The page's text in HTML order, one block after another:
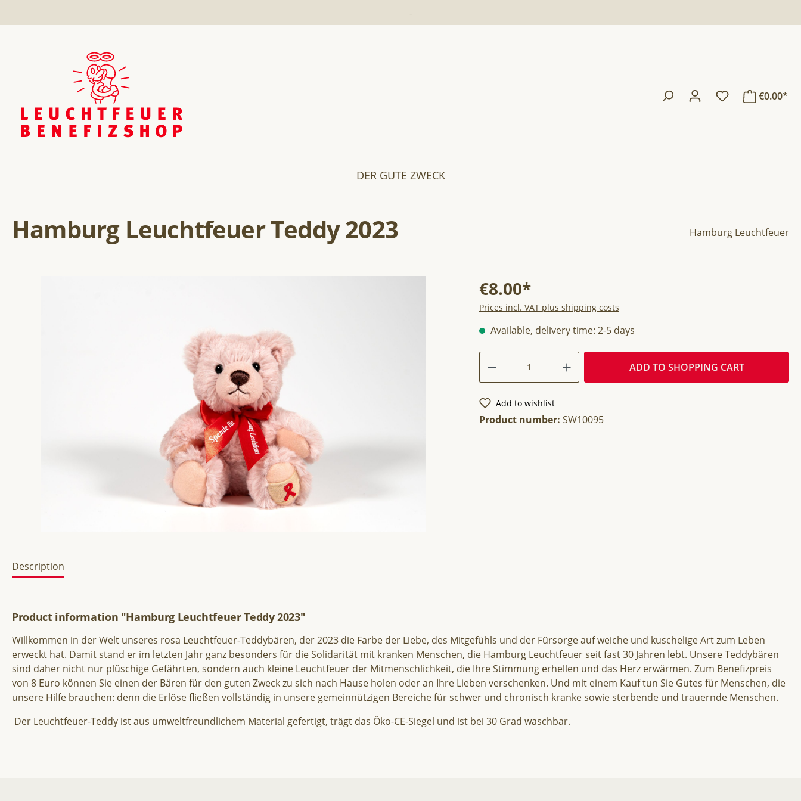
-
€0.00*
DER GUTE ZWECK
Hamburg Leuchtfeuer Teddy 2023 Hamburg Leuchtfeuer
€8.00*
Prices incl. VAT plus shipping costs
Available, delivery time: 2-5 days
ADD TO SHOPPING CART
Add to wishlist
Product number: SW10095
Description
Product information "Hamburg Leuchtfeuer Teddy 2023"
Willkommen in der Welt unseres rosa Leuchtfeuer-Teddybären, der 2023 die Farbe der Liebe, des Mitgefühls und der Fürsorge auf weiche und kuschelige Art zum Leben
erweckt hat. Damit stand er im letzten Jahr ganz besonders für die Solidarität mit kranken Menschen, die Hamburg Leuchtfeuer seit fast 30 Jahren lebt. Unsere Teddybären
sind daher nicht nur plüschige Gefährten, sondern auch kleine Leuchtfeuer der Mitmenschlichkeit, die Ihre Stimmung erhellen und das Herz erwärmen. Zum Benefizpreis
von 8 Euro können Sie einen der Bären für den guten Zweck zu sich nach Hause holen oder an Ihre Lieben verschenken. Und mit einem Kauf tun Sie Gutes für Menschen, die
unsere Hilfe brauchen: denn die Erlöse fließen vollständig in unsere gemeinnützigen Bereiche für schwer und chronisch kranke sowie sterbende und trauernde Menschen.
Der Leuchtfeuer-Teddy ist aus umweltfreundlichem Material gefertigt, trägt das Öko-CE-Siegel und ist bei 30 Grad waschbar.